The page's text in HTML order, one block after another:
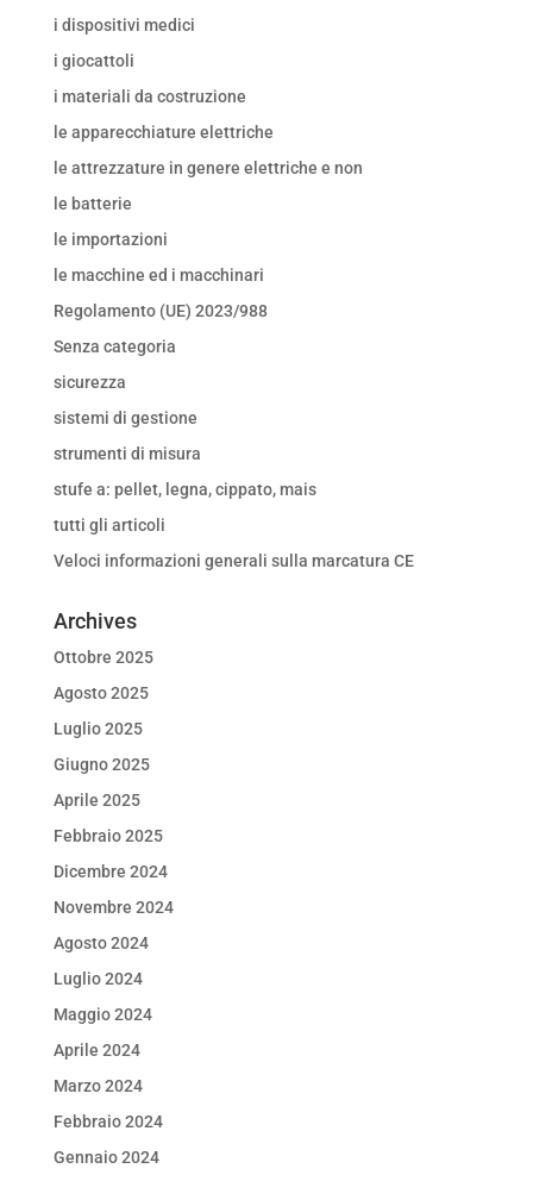
i dispositivi medici
i giocattoli
i materiali da costruzione
le apparecchiature elettriche
le attrezzature in genere elettriche e non
le batterie
le importazioni
le macchine ed i macchinari
Regolamento (UE) 2023/988
Senza categoria
sicurezza
sistemi di gestione
strumenti di misura
stufe a: pellet, legna, cippato, mais
tutti gli articoli
Veloci informazioni generali sulla marcatura CE
Archives
Ottobre 2025
Agosto 2025
Luglio 2025
Giugno 2025
Aprile 2025
Febbraio 2025
Dicembre 2024
Novembre 2024
Agosto 2024
Luglio 2024
Maggio 2024
Aprile 2024
Marzo 2024
Febbraio 2024
Gennaio 2024